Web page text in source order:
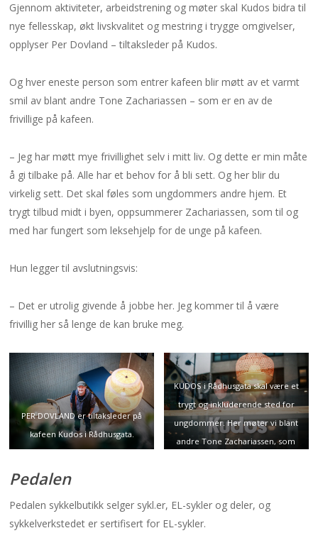
Gjennom aktiviteter, arbeidstrening og møter skal Kudos bidra til
nye fellesskap, økt livskvalitet og mestring i trygge omgivelser,
opplyser Per Dovland – tiltaksleder på Kudos.
Og hver eneste person som entrer kafeen blir møtt av et varmt
smil av blant andre Tone Zachariassen – som er en av de
frivillige på kafeen.
– Jeg har møtt mye frivillighet selv i mitt liv. Og dette er min måte
å gi tilbake på. Alle har et behov for å bli sett. Og her blir du
virkelig sett. Det skal føles som ungdommers andre hjem. Et
trygt tilbud midt i byen, oppsummerer Zachariassen, som til og
med har fungert som leksehjelp for de unge på kafeen.
Hun legger til avslutningsvis:
– Det er utrolig givende å jobbe her. Jeg kommer til å være
frivillig her så lenge de kan bruke meg.
PER DOVLAND er tiltaksleder på
kafeen Kudos i Rådhusgata.
KUDOS i Rådhusgata skal være et
trygt og inkluderende sted for
ungdommer. Her møter vi blant
andre Tone Zachariassen, som
Pedalen
Pedalen sykkelbutikk selger sykl.er, EL-sykler og deler, og
sykkelverkstedet er sertifisert for EL-sykler.